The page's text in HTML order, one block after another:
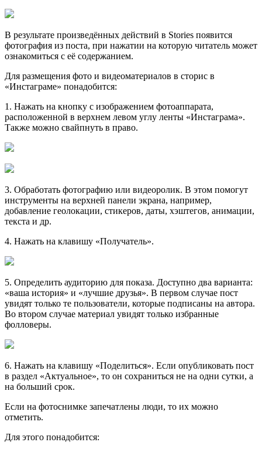
В результате произведённых действий в Stories появится
фотография из поста, при нажатии на которую читатель может
ознакомиться с её содержанием.
Для размещения фото и видеоматериалов в сторис в
«Инстаграме» понадобится:
1. Нажать на кнопку с изображением фотоаппарата,
расположенной в верхнем левом углу ленты «Инстаграма».
Также можно свайпнуть в право.
3. Обработать фотографию или видеоролик. В этом помогут
инструменты на верхней панели экрана, например,
добавление геолокации, стикеров, даты, хэштегов, анимации,
текста и др.
4. Нажать на клавишу «Получатель».
5. Определить аудиторию для показа. Доступно два варианта:
«ваша история» и «лучшие друзья». В первом случае пост
увидят только те пользователи, которые подписаны на автора.
Во втором случае материал увидят только избранные
фолловеры.
6. Нажать на клавишу «Поделиться». Если опубликовать пост
в раздел «Актуальное», то он сохраниться не на одни сутки, а
на больший срок.
Если на фотоснимке запечатлены люди, то их можно
отметить.
Для этого понадобится: